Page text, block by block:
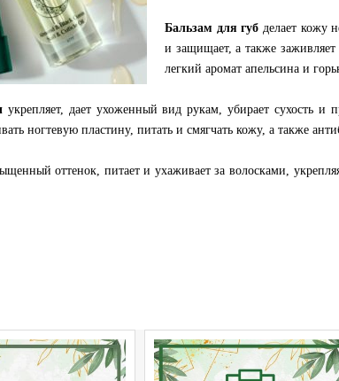
Бальзам для губ делает кожу
и защищает, а также
легкий аромат апельсина и
укрепляет, дает ухоженный вид рукам, убирает сухость и
ногтевую пластину, питать и смягчать кожу, а также
оттенок, питает и ухаживает за волосками,